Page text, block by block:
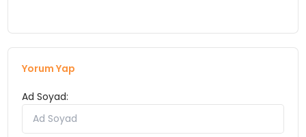
EĞİTİM
GÜNDEM
Yorum Yap
Ad Soyad: